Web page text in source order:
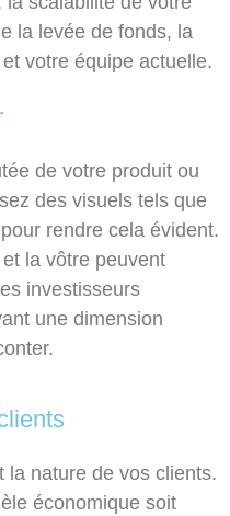
la levée de fonds, la
votre équipe actuelle.
de votre produit ou
des visuels tels que
rendre cela évident.
la vôtre peuvent
investisseurs
une dimension
la nature de vos clients.
économique soit